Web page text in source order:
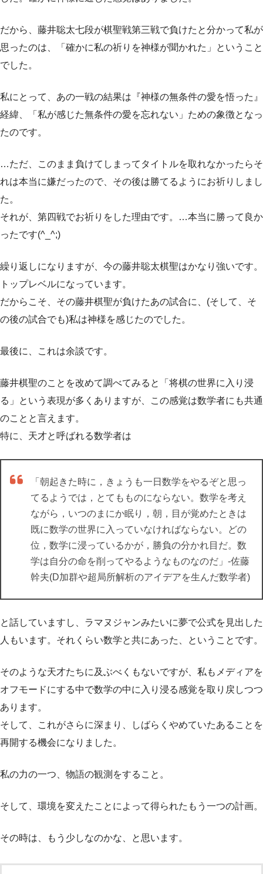
だから、藤井聡太七段が棋聖戦第三戦で負けたと分かって私が
思ったのは、「確かに私の祈りを神様が聞かれた」ということ
でした。
私にとって、あの一戦の結果は『神様の無条件の愛を悟った』
経緯、「私が感じた無条件の愛を忘れない」ための象徴となっ
たのです。
…ただ、このまま負けてしまってタイトルを取れなかったらそ
れは本当に嫌だったので、その後は勝てるようにお祈りしまし
た。
それが、第四戦でお祈りをした理由です。…本当に勝って良か
ったです(^_^;)
繰り返しになりますが、今の藤井聡太棋聖はかなり強いです。
トップレベルになっています。
だからこそ、その藤井棋聖が負けたあの試合に、(そして、そ
の後の試合でも)私は神様を感じたのでした。
最後に、これは余談です。
藤井棋聖のことを改めて調べてみると「将棋の世界に入り浸
る」という表現が多くありますが、この感覚は数学者にも共通
のことと言えます。
特に、天才と呼ばれる数学者は
「朝起きた時に，きょうも一日数学をやるぞと思っ
てるようでは，とてもものにならない。数学を考え
ながら，いつのまにか眠り，朝，目が覚めたときは
既に数学の世界に入っていなければならない。どの
位，数学に浸っているかが，勝負の分かれ目だ。数
学は自分の命を削ってやるようなものなのだ」-佐藤
幹夫(D加群や超局所解析のアイデアを生んだ数学者)
と話していますし、ラマヌジャンみたいに夢で公式を見出した
人もいます。それくらい数学と共にあった、ということです。
そのような天才たちに及ぶべくもないですが、私もメディアを
オフモードにする中で数学の中に入り浸る感覚を取り戻しつつ
あります。
そして、これがさらに深まり、しばらくやめていたあることを
再開する機会になりました。
私の力の一つ、物語の観測をすること。
そして、環境を変えたことによって得られたもう一つの計画。
その時は、もう少しなのかな、と思います。